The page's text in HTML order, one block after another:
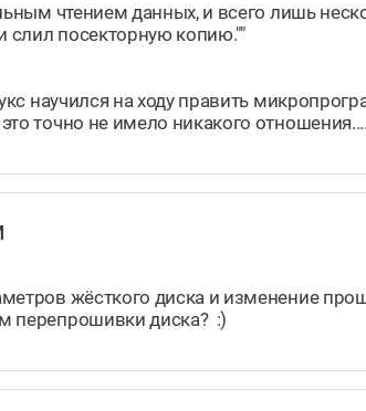
чтением данных, и всего лишь
слил посекторную копию.""
научился на ходу править
точно не имело никакого отношения....
жёсткого диска и изменение
перепрошивки диска? :)